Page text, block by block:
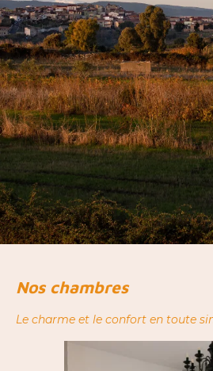
Noschambres
Le charme et le confort en toute